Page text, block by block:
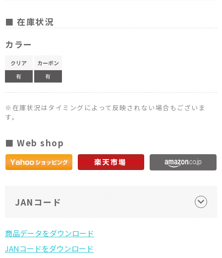
■ 在庫状況
カラー
クリア
有
カーボン
有
※在庫状況はタイミングによって反映されない場合もございま
す。
■ Web shop
JANコード